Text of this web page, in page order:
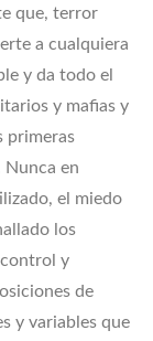
que, terror
a cualquiera
y da todo el
y mafias y
primeras
en
el miedo
los
y
de
y variables que